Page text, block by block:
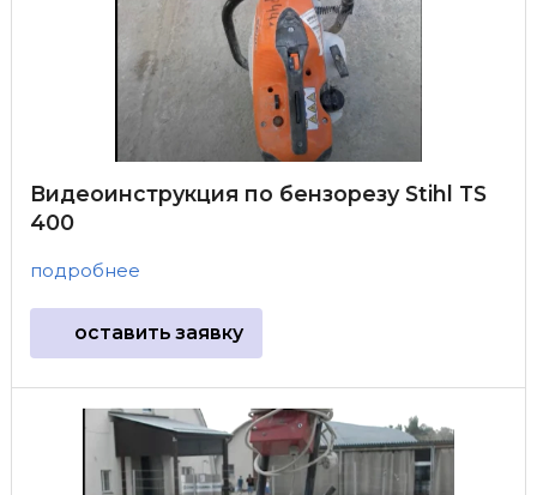
Видеоинструкция по бензорезу Stihl TS
400
подробнее
оставить заявку